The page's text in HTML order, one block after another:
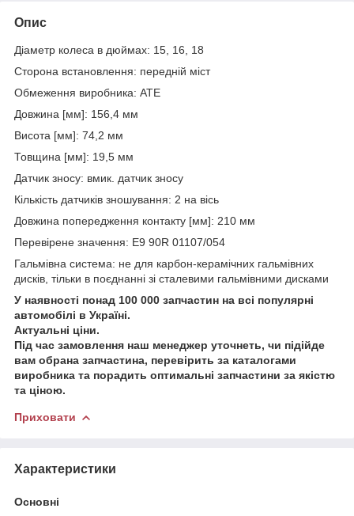
Опис
Діаметр колеса в дюймах: 15, 16, 18
Сторона встановлення: передній міст
Обмеження виробника: ATE
Довжина [мм]: 156,4 мм
Висота [мм]: 74,2 мм
Товщина [мм]: 19,5 мм
Датчик зносу: вмик. датчик зносу
Кількість датчиків зношування: 2 на вісь
Довжина попередження контакту [мм]: 210 мм
Перевірене значення: E9 90R 01107/054
Гальмівна система: не для карбон-керамічних гальмівних
дисків, тільки в поєднанні зі сталевими гальмівними дисками
У наявності понад 100 000 запчастин на всі популярні
автомобілі в Україні.
Актуальні ціни.
Під час замовлення наш менеджер уточнеть, чи підійде
вам обрана запчастина, перевірить за каталогами
виробника та порадить оптимальні запчастини за якістю
та ціною.
Приховати
Характеристики
Основні